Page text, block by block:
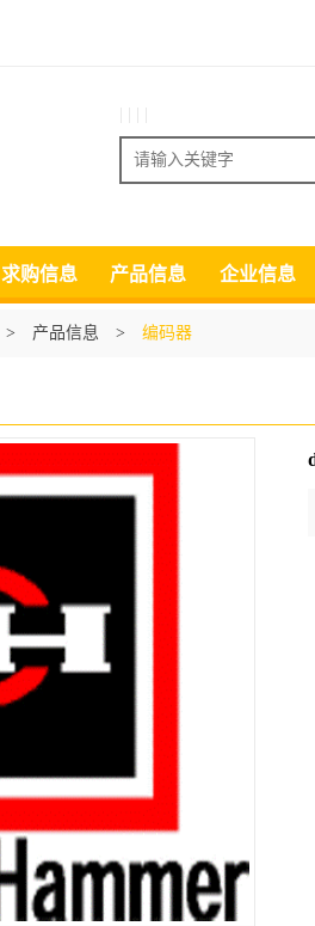
搜索
求购信息 产品信息 企业信息
> 产品信息 > 编码器